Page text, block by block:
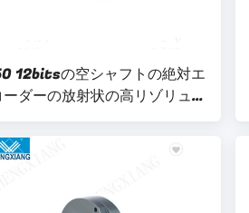
12bitsの空シャフトの絶対エ
ーダーの放射状の高リゾリュー